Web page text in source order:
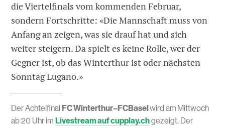
die Viertelfinals vom kommenden Februar,
sondern Fortschritte: «Die Mannschaft muss von
Anfang an zeigen, was sie drauf hat und sich
weiter steigern. Da spielt es keine Rolle, wer der
Gegner ist, ob das Winterthur ist oder nächsten
Sonntag Lugano.»
Der AchtelfinalFC Winterthur–FCBaselwird am Mittwoch
ab 20 Uhr imLivestream auf cupplay.chgezeigt. Der